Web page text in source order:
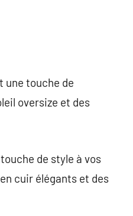
une touche de
oversize et des
de style à vos
cuir élégants et des